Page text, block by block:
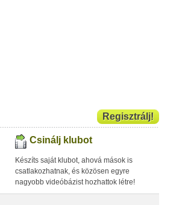
Regisztrálj!
Csinálj klubot
Készíts saját klubot, ahová mások is
csatlakozhatnak, és közösen egyre
nagyobb videóbázist hozhattok létre!